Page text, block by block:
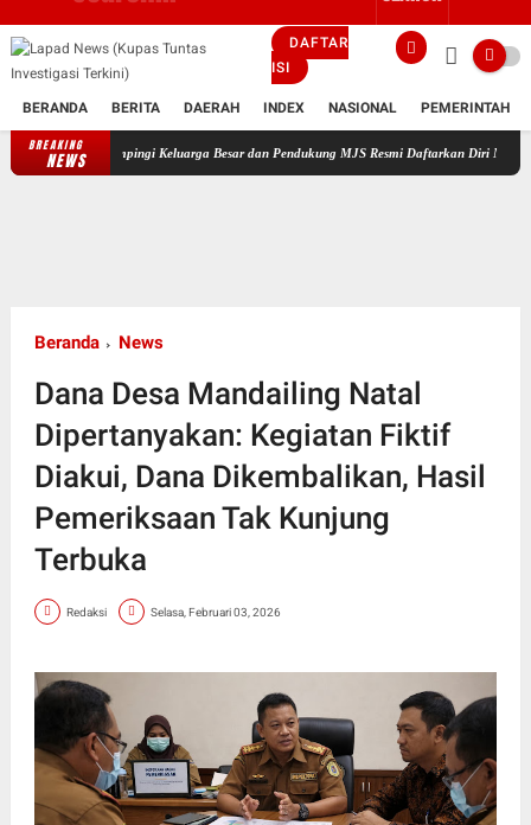
DAFTAR
ISI
BERANDA BERITA DAERAH INDEX NASIONAL PEMERINTAH
BREAKING
NEWS
Didampingi Keluarga Besar dan Pendukung MJS Resmi Daftarkan Diri Maju Sebagai
Beranda News
Dana Desa Mandailing Natal
Dipertanyakan: Kegiatan Fiktif
Diakui, Dana Dikembalikan, Hasil
Pemeriksaan Tak Kunjung
Terbuka
Redaksi Selasa, Februari 03, 2026